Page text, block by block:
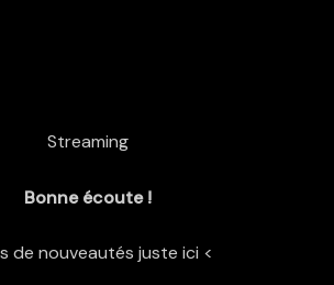
Streaming
Bonne écoute !
de nouveautés juste ici <